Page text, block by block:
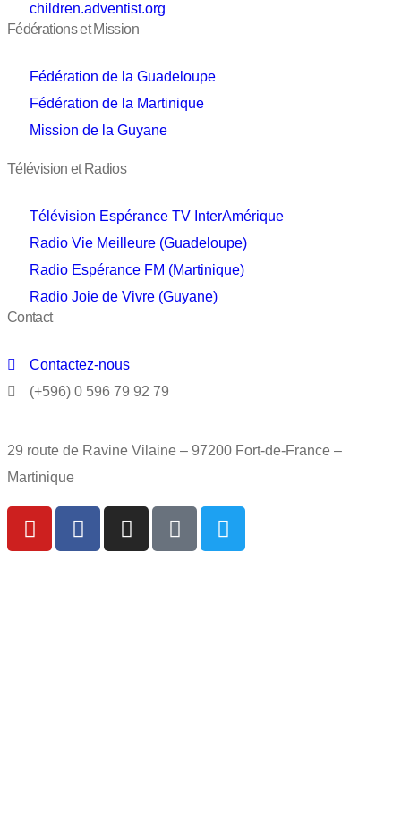
children.adventist.org
Fédérations et Mission
Fédération de la Guadeloupe
Fédération de la Martinique
Mission de la Guyane
Télévision et Radios
Télévision Espérance TV InterAmérique
Radio Vie Meilleure (Guadeloupe)
Radio Espérance FM (Martinique)
Radio Joie de Vivre (Guyane)
Contact
Contactez-nous
(+596) 0 596 79 92 79
29 route de Ravine Vilaine – 97200 Fort-de-France –
Martinique